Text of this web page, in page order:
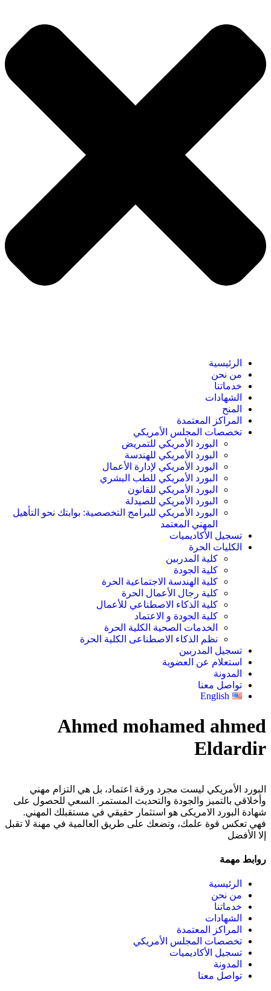
الرئيسية
من نحن
خدماتنا
الشهادات
المنح
المراكز المعتمدة
تخصصات المجلس الأمريكي
البورد الأمريكي للتمريض
البورد الأمريكي للهندسة
البورد الأمريكي لإدارة الأعمال
البورد الأمريكي للطب البشري
البورد الأمريكي للقانون
البورد الأمريكي للصيدلة
البورد الأمريكي للبرامج التخصصية: بوابتك نحو التأهيل
المهني المعتمد
تسجيل الأكاديميات
الكليات الحرة
كلية المدربين
كلية الجودة
كلية الهندسة الاجتماعية الحرة
كلية رجال الأعمال الحرة
كلية الذكاء الاصطناعي للأعمال
كلية الجودة و الاعتماد
الخدمات الصحية الكلية الحرة
نظم الذكاء الاصطناعى الكلية الحرة
تسجيل المدربين
استعلام عن العضوية
المدونة
تواصل معنا
English
Ahmed mohamed ahmed
Eldardir
البورد الأمريكي ليست مجرد ورقة اعتماد، بل هي التزام مهني
وأخلاقي بالتميز والجودة والتحديث المستمر. السعي للحصول على
شهادة البورد الامريكى هو استثمار حقيقي في مستقبلك المهني.
فهي تعكس قوة علمك، وتضعك على طريق العالمية في مهنة لا تقبل
إلا الأفضل
روابط مهمة
الرئيسية
من نحن
خدماتنا
الشهادات
المراكز المعتمدة
تخصصات المجلس الأمريكي
تسجيل الأكاديميات
المدونة
تواصل معنا